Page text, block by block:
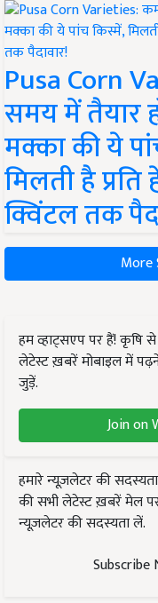
Pusa Corn
समय में तैयार
मक्का की ये
मिलती है
क्विंटल तक
More
हम व्हाट्सएप पर हैं! कृषि
लेटेस्ट ख़बरें मोबाइल में
जुड़ें.
Join on
हमारे न्यूज़लेटर की
की सभी लेटेस्ट ख़बरें मेल
न्यूज़लेटर की सदस्यता लें.